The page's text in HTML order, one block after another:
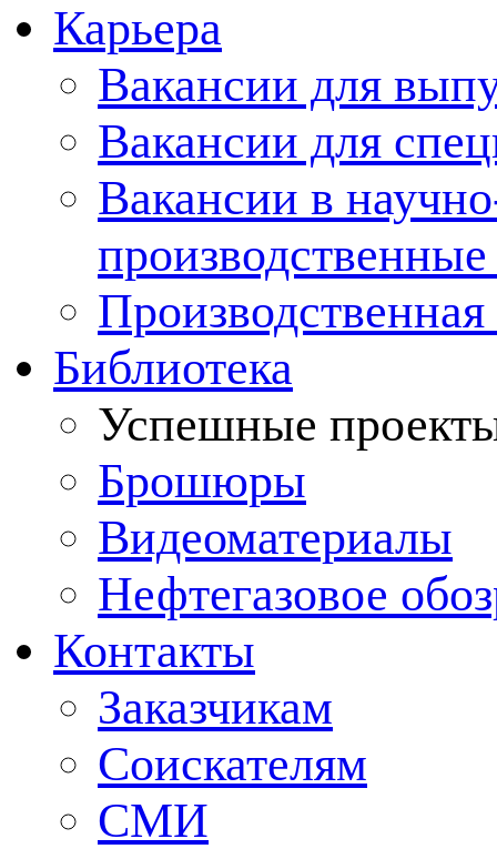
Карьера
Вакансии для
Вакансии для
Вакансии в
Производственная
Библиотека
Успешные
Брошюры
Видеоматериалы
Нефтегазовое
Контакты
Заказчикам
Соискателям
СМИ